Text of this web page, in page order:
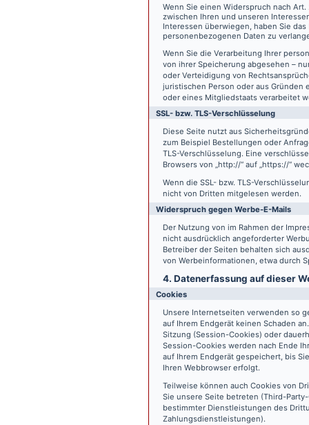
Wenn Sie einen Widerspruch nach
zwischen Ihren und unseren
Interessen überwiegen, haben Sie
personenbezogenen Daten zu
Wenn Sie die Verarbeitung Ihrer
von ihrer Speicherung abgesehen –
oder Verteidigung von
juristischen Person oder aus
oder eines Mitgliedstaats verarbeitet
SSL- bzw. TLS-Verschlüsselung
Diese Seite nutzt aus
zum Beispiel Bestellungen oder
TLS-Verschlüsselung. Eine
Browsers von „http://“ auf „https://“
Wenn die SSL- bzw. TLS-
nicht von Dritten mitgelesen werden.
Widerspruch gegen Werbe-E-Mails
Der Nutzung von im Rahmen der
nicht ausdrücklich angeforderter
Betreiber der Seiten behalten sich
von Werbeinformationen, etwa durch
4. Datenerfassung auf dieser
Cookies
Unsere Internetseiten verwenden so
auf Ihrem Endgerät keinen Schaden
Sitzung (Session-Cookies) oder
Session-Cookies werden nach Ende
auf Ihrem Endgerät gespeichert, bis
Ihren Webbrowser erfolgt.
Teilweise können auch Cookies von
Sie unsere Seite betreten (Third-
bestimmter Dienstleistungen des
Zahlungsdienstleistungen).